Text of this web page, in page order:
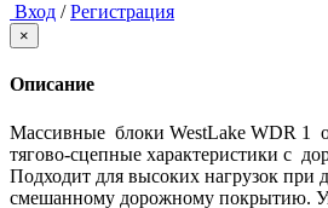
Вход / Регистрация
×
Описание
Массивные блоки WestLake WDR 1
тягово-сцепные характеристики с
Подходит для высоких нагрузок при
смешанному дорожному покрытию.